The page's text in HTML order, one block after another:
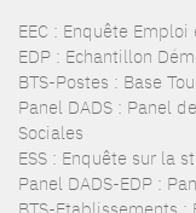
EEC : Enquête Emploi
EDP : Echantillon
BTS-Postes : Base
Panel DADS : Panel
Sociales
ESS : Enquête sur la
Panel DADS-EDP :